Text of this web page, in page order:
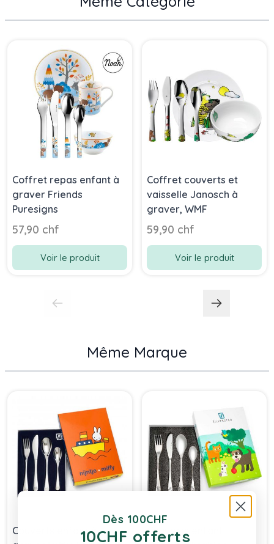
Coffret repas enfant à
graver Friends
Puresigns
57,90 chf
Voir le produit
Coffret couverts et
vaisselle Janosch à
graver, WMF
59,90 chf
Voir le produit
Même Marque
Couverts enfant à
Couverts enfant
Dès 100CHF
10CHF offerts